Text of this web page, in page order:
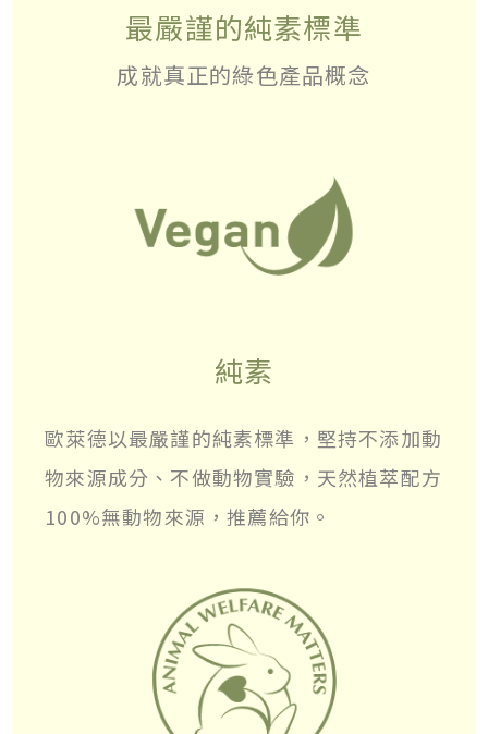
最嚴謹的純素標準
成就真正的綠色產品概念
純素
歐萊德以最嚴謹的純素標準，堅持不添加動
物來源成分、不做動物實驗，天然植萃配方
100%無動物來源，推薦給你。